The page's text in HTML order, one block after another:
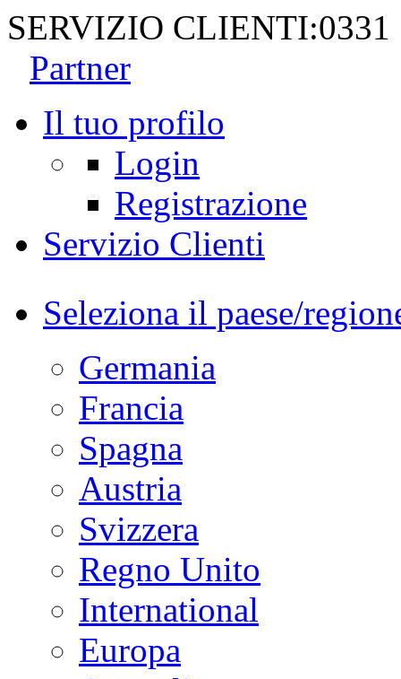
SERVIZIO CLIENTI:0331
Partner
Il tuo profilo
Login
Registrazione
Servizio Clienti
Seleziona il paese/
Germania
Francia
Spagna
Austria
Svizzera
Regno Unito
International
Europa